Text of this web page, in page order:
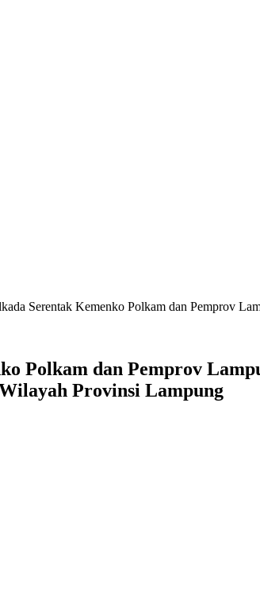
Serentak Kemenko Polkam dan Pemprov
Polkam dan Pemprov
Provinsi Lampung